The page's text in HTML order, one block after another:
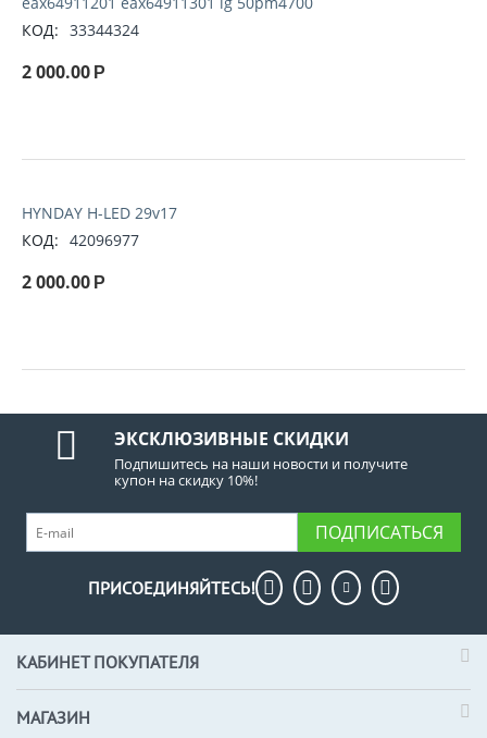
КОД: 33344324
2 000.00 Р
HYNDAY H-LED 29v17
КОД: 42096977
2 000.00 Р
ЭКСКЛЮЗИВНЫЕ СКИДКИ
Подпишитесь на наши новости и получите
купон на скидку 10%!
ПОДПИСАТЬСЯ
ПРИСОЕДИНЯЙТЕСЬ!
КАБИНЕТ ПОКУПАТЕЛЯ
МАГАЗИН